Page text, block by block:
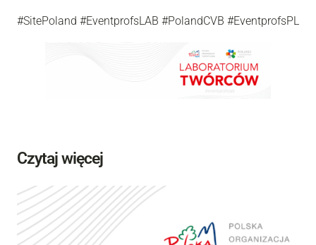
#SitePoland #EventprofsLAB #PolandCVB #EventprofsPL
Czytaj więcej